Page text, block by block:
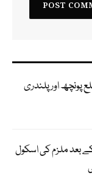
پونچھ اور پلندری
کے بعد ملزم کی اسکول